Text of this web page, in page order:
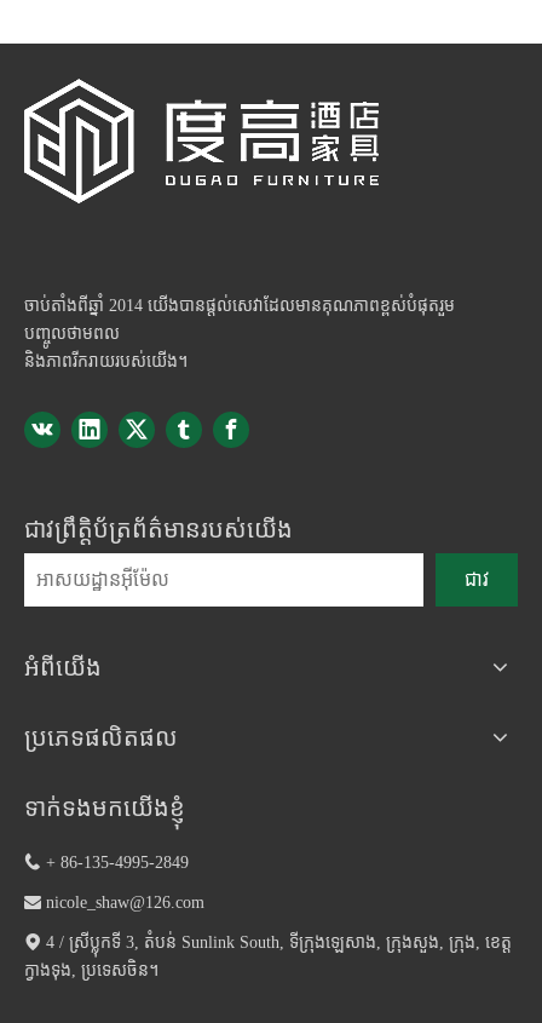
ចាប់តាំងពីឆ្នាំ 2014 យើងបានផ្តល់សេវាដែលមានគុណភាពខ្ពស់បំផុតរួម
បញ្ចូលថាមពល
និងភាពរីករាយរបស់យើង។
ជាវព្រឹត្តិប័ត្រព័ត៌មានរបស់យើង
ជាវ
អំពីយើង
ប្រភេទផលិតផល
ទាក់ទងមកយើងខ្ញុំ
 + 86-135-4995-2849
 nicole_shaw@126.com
 4 / ស្រីប្លុកទី 3, តំបន់ Sunlink South, ទីក្រុងឡេសាង, ក្រុងសួង, ក្រុង, ខេត្ត
ក្វាងទុង, ប្រទេសចិន។